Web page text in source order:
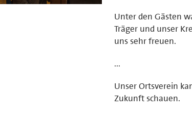
Unter den Gästen
Träger und unser
uns sehr freuen.
...
Unser Ortsverein
Zukunft schauen.